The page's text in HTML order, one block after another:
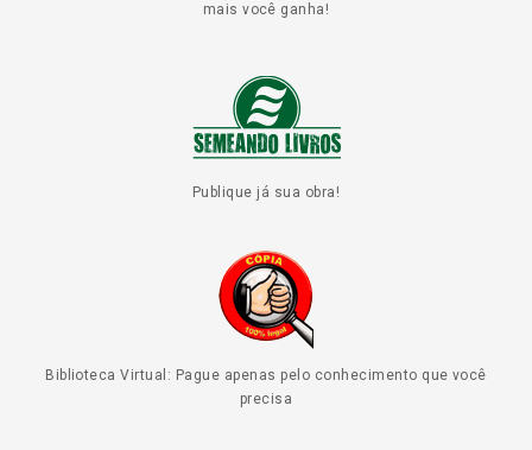
mais você ganha!
Publique já sua obra!
Biblioteca Virtual: Pague apenas pelo conhecimento que você
precisa